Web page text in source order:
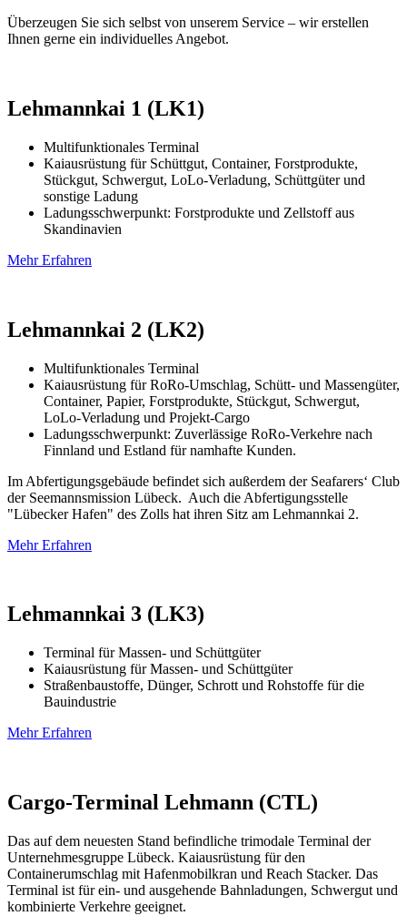
Überzeugen Sie sich selbst von unserem Service – wir erstellen
Ihnen gerne ein individuelles Angebot.
Lehmannkai 1 (LK1)
Multifunktionales Terminal
Kaiausrüstung für Schüttgut, Container, Forstprodukte,
Stückgut, Schwergut, LoLo-Verladung, Schüttgüter und
sonstige Ladung
Ladungsschwerpunkt: Forstprodukte und Zellstoff aus
Skandinavien
Mehr Erfahren
Lehmannkai 2 (LK2)
Multifunktionales Terminal
Kaiausrüstung für RoRo-Umschlag, Schütt- und Massengüter,
Container, Papier, Forstprodukte, Stückgut, Schwergut,
LoLo-Verladung und Projekt-Cargo
Ladungsschwerpunkt: Zuverlässige RoRo-Verkehre nach
Finnland und Estland für namhafte Kunden.
Im Abfertigungsgebäude befindet sich außerdem der Seafarers‘ Club
der Seemannsmission Lübeck. Auch die Abfertigungsstelle
"Lübecker Hafen" des Zolls hat ihren Sitz am Lehmannkai 2.
Mehr Erfahren
Lehmannkai 3 (LK3)
Terminal für Massen- und Schüttgüter
Kaiausrüstung für Massen- und Schüttgüter
Straßenbaustoffe, Dünger, Schrott und Rohstoffe für die
Bauindustrie
Mehr Erfahren
Cargo-Terminal Lehmann (CTL)
Das auf dem neuesten Stand befindliche trimodale Terminal der
Unternehmesgruppe Lübeck. Kaiausrüstung für den
Containerumschlag mit Hafenmobilkran und Reach Stacker. Das
Terminal ist für ein- und ausgehende Bahnladungen, Schwergut und
kombinierte Verkehre geeignet.